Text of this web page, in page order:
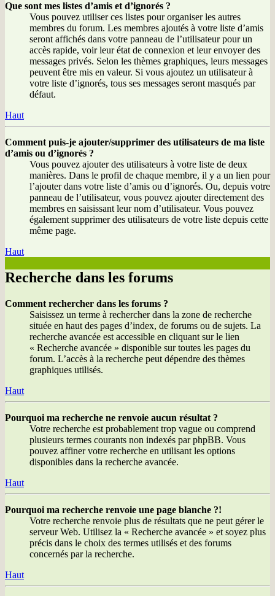
Que sont mes listes d’amis et d’ignorés ?
Vous pouvez utiliser ces listes pour organiser les autres
membres du forum. Les membres ajoutés à votre liste d’amis
seront affichés dans votre panneau de l’utilisateur pour un
accès rapide, voir leur état de connexion et leur envoyer des
messages privés. Selon les thèmes graphiques, leurs messages
peuvent être mis en valeur. Si vous ajoutez un utilisateur à
votre liste d’ignorés, tous ses messages seront masqués par
défaut.
Haut
Comment puis-je ajouter/supprimer des utilisateurs de ma liste
d’amis ou d’ignorés ?
Vous pouvez ajouter des utilisateurs à votre liste de deux
manières. Dans le profil de chaque membre, il y a un lien pour
l’ajouter dans votre liste d’amis ou d’ignorés. Ou, depuis votre
panneau de l’utilisateur, vous pouvez ajouter directement des
membres en saisissant leur nom d’utilisateur. Vous pouvez
également supprimer des utilisateurs de votre liste depuis cette
même page.
Haut
Recherche dans les forums
Comment rechercher dans les forums ?
Saisissez un terme à rechercher dans la zone de recherche
située en haut des pages d’index, de forums ou de sujets. La
recherche avancée est accessible en cliquant sur le lien
« Recherche avancée » disponible sur toutes les pages du
forum. L’accès à la recherche peut dépendre des thèmes
graphiques utilisés.
Haut
Pourquoi ma recherche ne renvoie aucun résultat ?
Votre recherche est probablement trop vague ou comprend
plusieurs termes courants non indexés par phpBB. Vous
pouvez affiner votre recherche en utilisant les options
disponibles dans la recherche avancée.
Haut
Pourquoi ma recherche renvoie une page blanche ?!
Votre recherche renvoie plus de résultats que ne peut gérer le
serveur Web. Utilisez la « Recherche avancée » et soyez plus
précis dans le choix des termes utilisés et des forums
concernés par la recherche.
Haut